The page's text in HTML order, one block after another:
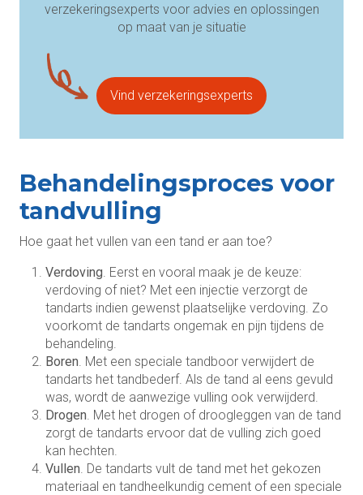
verzekeringsexperts voor advies en oplossingen
op maat van je situatie
Vind verzekeringsexperts
Behandelingsproces voor
tandvulling
Hoe gaat het vullen van een tand er aan toe?
Verdoving . Eerst en vooral maak je de keuze:
verdoving of niet? Met een injectie verzorgt de
tandarts indien gewenst plaatselijke verdoving. Zo
voorkomt de tandarts ongemak en pijn tijdens de
behandeling.
Boren . Met een speciale tandboor verwijdert de
tandarts het tandbederf. Als de tand al eens gevuld
was, wordt de aanwezige vulling ook verwijderd.
Drogen . Met het drogen of droogleggen van de tand
zorgt de tandarts ervoor dat de vulling zich goed
kan hechten.
Vullen . De tandarts vult de tand met het gekozen
materiaal en tandheelkundig cement of een speciale